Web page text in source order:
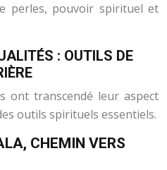
perles, pouvoir spirituel et
: OUTILS DE
ont transcendé leur aspect
outils spirituels essentiels.
CHEMIN VERS